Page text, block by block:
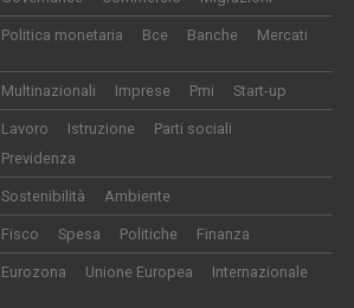
Politica monetaria Bce Banche Mercati
Multinazionali Imprese Pmi Start-up
Lavoro Istruzione
Parti sociali
Previdenza
Sostenibilità Ambiente
Fisco Spesa Politiche Finanza
Eurozona Unione Europea Internazionale